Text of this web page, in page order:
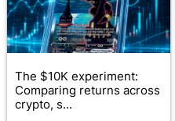
The $10K experiment:
Comparing returns across
crypto, s...